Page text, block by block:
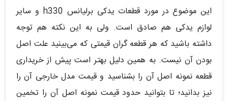
این موضوع در مورد قطعات یدکی برلیانس h330 و سایر
لوازم یدکی هم صادق است. ولی به این نکته هم توجه
داشته باشید که هر قطعه گران قیمتی که می‌بینید علت اصل
بودن آن نیست. به همین دلیل بهتر است پیش از خریداری
قطعه نمونه اصل آن را بشناسید و قیمت مدل خارجی آن را
نیز بدانید؛ تا بتوانید حدود قیمت نمونه اصل آن را تخمین